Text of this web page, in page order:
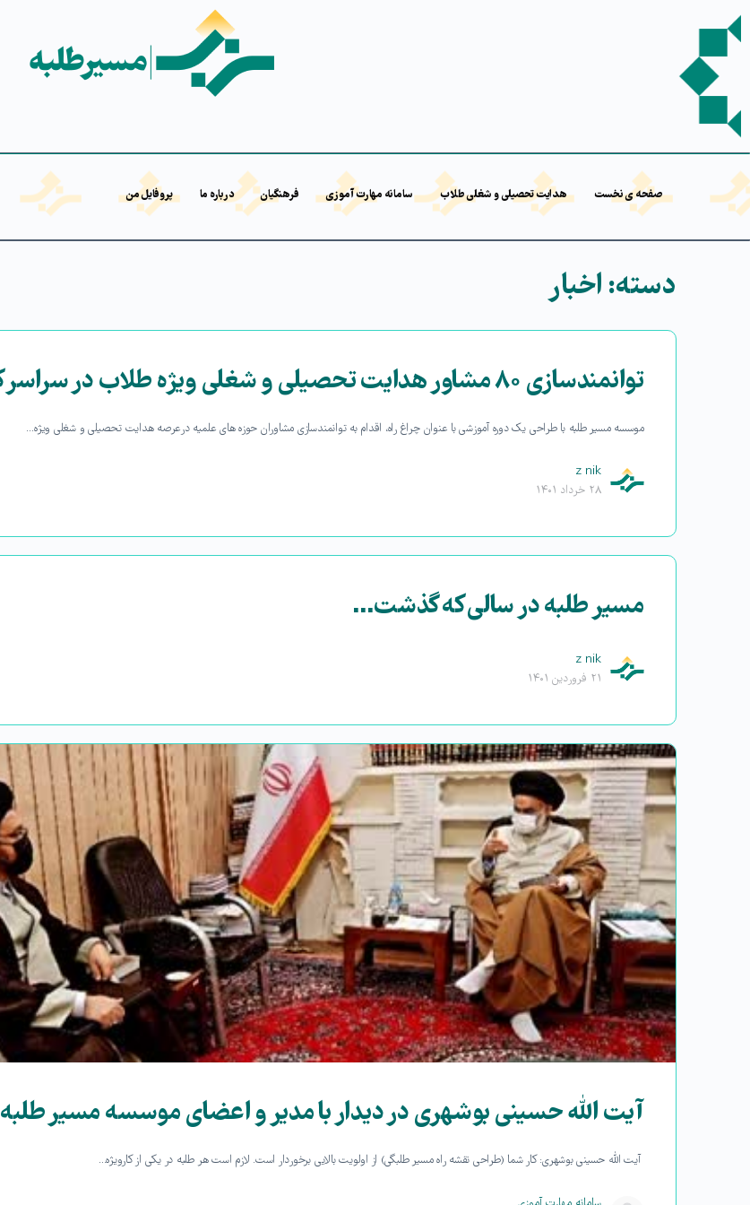
صفحه ی نخست هدایت تحصیلی و شغلی طلاب سامانه مهارت آموزی فرهنگیان درباره ما پروفایل من
دسته:اخبار
توانمندسازی ۸۰ مشاور هدایت تحصیلی و شغلی ویژه طلاب در سراسر کشور
موسسه مسیر طلبه با طراحی یک دوره آموزشی با عنوان چراغ راه، اقدام به توانمندسازی مشاوران حوزه های علمیه درعرصه هدایت تحصیلی و شغلی ویژه…
z nik
۲۸ خرداد ۱۴۰۱
مسیر طلبه در سالی که گذشت…
z nik
۲۱ فروردین ۱۴۰۱
آیت الله حسینی بوشهری در دیدار با مدیر و اعضای موسسه مسیر طلبه
آیت الله حسینی بوشهری: کار شما (طراحی نقشه راه مسیر طلبگی) از اولویت بالایی برخوردار است. لازم است هر طلبه در یکی از کارویژه…